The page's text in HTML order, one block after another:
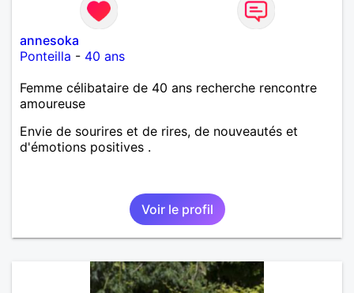
annesoka
Ponteilla - 40 ans
Femme célibataire de 40 ans recherche rencontre
amoureuse
Envie de sourires et de rires, de nouveautés et
d'émotions positives .
Voir le profil